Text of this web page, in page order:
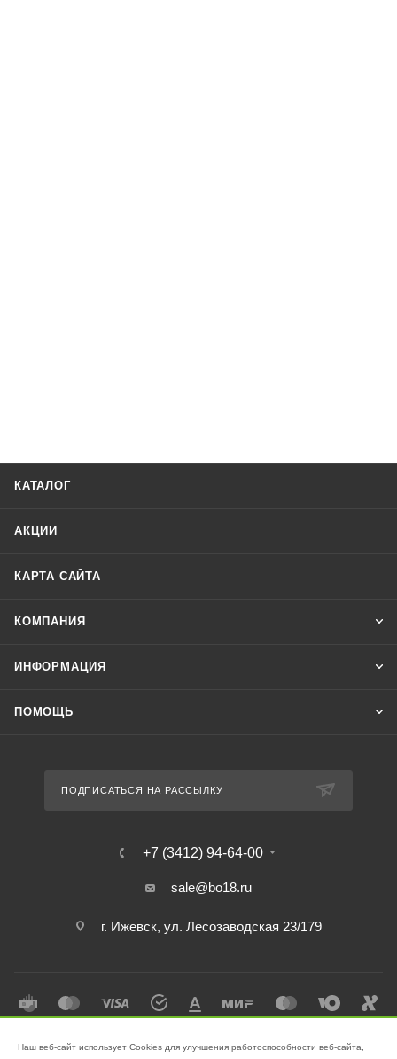
КАТАЛОГ
АКЦИИ
КАРТА САЙТА
КОМПАНИЯ
ИНФОРМАЦИЯ
ПОМОЩЬ
ПОДПИСАТЬСЯ НА РАССЫЛКУ
+7 (3412) 94-64-00
sale@bo18.ru
г. Ижевск, ул. Лесозаводская 23/179
Наш веб-сайт использует Cookies для улучшения работоспособности веб-сайта,